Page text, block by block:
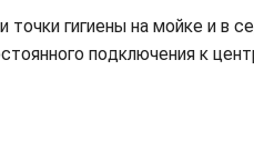
гигиены на мойке и в
подключения к